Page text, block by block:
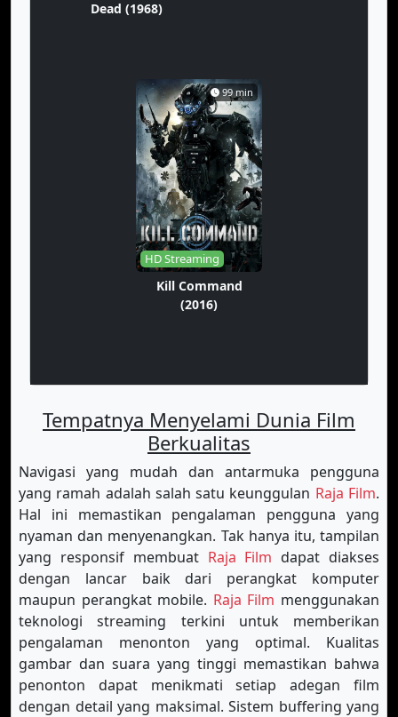
Dead (1968)
99 min
HD Streaming
Kill Command
(2016)
Tempatnya Menyelami Dunia Film
Berkualitas
Navigasi yang mudah dan antarmuka pengguna
yang ramah adalah salah satu keunggulan Raja Film.
Hal ini memastikan pengalaman pengguna yang
nyaman dan menyenangkan. Tak hanya itu, tampilan
yang responsif membuat Raja Film dapat diakses
dengan lancar baik dari perangkat komputer
maupun perangkat mobile. Raja Film menggunakan
teknologi streaming terkini untuk memberikan
pengalaman menonton yang optimal. Kualitas
gambar dan suara yang tinggi memastikan bahwa
penonton dapat menikmati setiap adegan film
dengan detail yang maksimal. Sistem buffering yang